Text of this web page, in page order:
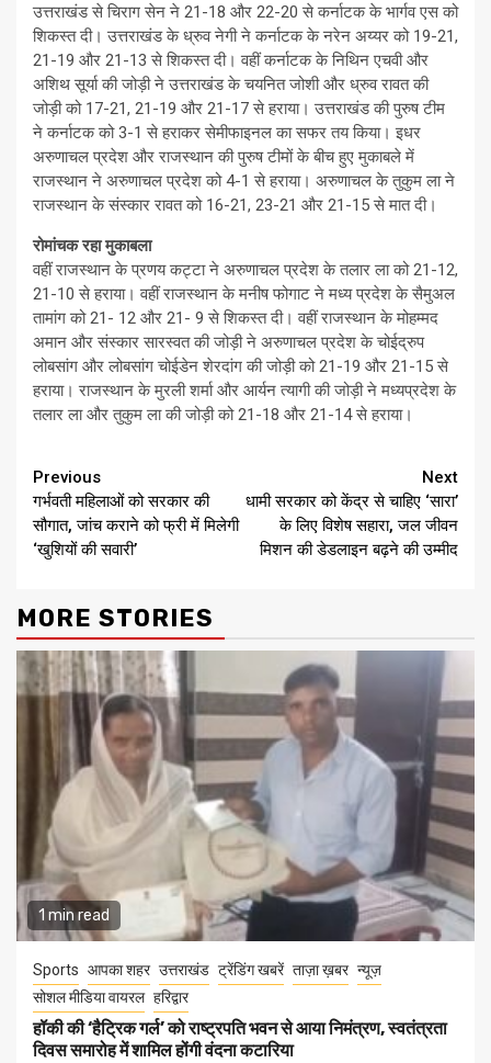
उत्तराखंड से चिराग सेन ने 21-18 और 22-20 से कर्नाटक के भार्गव एस को
शिकस्त दी। उत्तराखंड के ध्रुव नेगी ने कर्नाटक के नरेन अय्यर को 19-21,
21-19 और 21-13 से शिकस्त दी। वहीं कर्नाटक के निथिन एचवी और
अशिथ सूर्या की जोड़ी ने उत्तराखंड के चयनित जोशी और ध्रुव रावत की
जोड़ी को 17-21, 21-19 और 21-17 से हराया। उत्तराखंड की पुरुष टीम
ने कर्नाटक को 3-1 से हराकर सेमीफाइनल का सफर तय किया। इधर
अरुणाचल प्रदेश और राजस्थान की पुरुष टीमों के बीच हुए मुकाबले में
राजस्थान ने अरुणाचल प्रदेश को 4-1 से हराया। अरुणाचल के तुकुम ला ने
राजस्थान के संस्कार रावत को 16-21, 23-21 और 21-15 से मात दी।
रोमांचक रहा मुकाबला
वहीं राजस्थान के प्रणय कट्टा ने अरुणाचल प्रदेश के तलार ला को 21-12,
21-10 से हराया। वहीं राजस्थान के मनीष फोगाट ने मध्य प्रदेश के सैमुअल
तामांग को 21- 12 और 21- 9 से शिकस्त दी। वहीं राजस्थान के मोहम्मद
अमान और संस्कार सारस्वत की जोड़ी ने अरुणाचल प्रदेश के चोईद्रुप
लोबसांग और लोबसांग चोईडेन शेरदांग की जोड़ी को 21-19 और 21-15 से
हराया। राजस्थान के मुरली शर्मा और आर्यन त्यागी की जोड़ी ने मध्यप्रदेश के
तलार ला और तुकुम ला की जोड़ी को 21-18 और 21-14 से हराया।
Continue
Reading
Previous
गर्भवती महिलाओं को सरकार की
सौगात, जांच कराने को फ्री में मिलेगी
‘खुशियों की सवारी’
Next
धामी सरकार को केंद्र से चाहिए ‘सारा’
के लिए विशेष सहारा, जल जीवन
मिशन की डेडलाइन बढ़ने की उम्मीद
MORE STORIES
1 min read
Sports आपका शहर उत्तराखंड ट्रेंडिंग खबरें ताज़ा ख़बर न्यूज़
सोशल मीडिया वायरल हरिद्वार
हॉकी की ‘हैट्रिक गर्ल’ को राष्ट्रपति भवन से आया निमंत्रण, स्वतंत्रता
दिवस समारोह में शामिल होंगी वंदना कटारिया